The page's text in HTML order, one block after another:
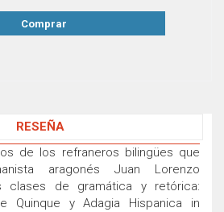
Comprar
RESEÑA
de los refraneros bilingües que
aragonés Juan Lorenzo
clases de gramática y retórica:
Quinque y Adagia Hispanica in